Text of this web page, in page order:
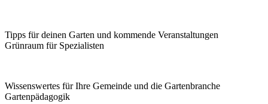
Tipps für deinen Garten und kommende Veranstaltungen
Grünraum für Spezialisten
Wissenswertes für Ihre Gemeinde und die Gartenbranche
Garten­pädagogik